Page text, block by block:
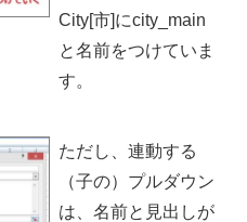
City[市]にcity_main
と名前をつけていま
す。
ただし、連動する
（子の）プルダウン
は、名前と見出しが